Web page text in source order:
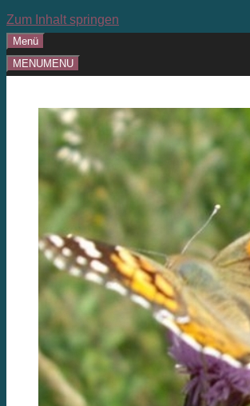
Zum Inhalt springen
Menü
MENUMENU